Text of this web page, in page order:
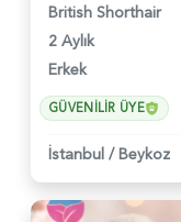
British Shorthair
2 Aylık
Erkek
GÜVENILIR ÜYE
İstanbul / Beykoz